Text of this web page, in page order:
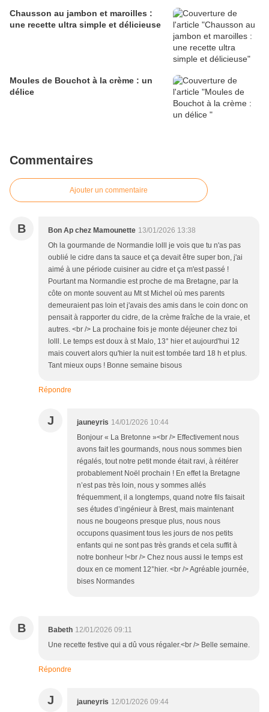
Chausson au jambon et maroilles :
une recette ultra simple et délicieuse
Moules de Bouchot à la crème : un
délice
Commentaires
Ajouter un commentaire
B Bon Ap chez Mamounette 13/01/2026 13:38
Oh la gourmande de Normandie lolll je vois que tu n'as pas
oublié le cidre dans ta sauce et ça devait être super bon, j'ai
aimé à une période cuisiner au cidre et ça m'est passé !
Pourtant ma Normandie est proche de ma Bretagne, par la
côte on monte souvent au Mt st Michel où mes parents
demeuraient pas loin et j'avais des amis dans le coin donc on
pensait à rapporter du cidre, de la crème fraîche de la vraie, et
autres. <br /> La prochaine fois je monte déjeuner chez toi
lolll. Le temps est doux à st Malo, 13° hier et aujourd'hui 12
mais couvert alors qu'hier la nuit est tombée tard 18 h et plus.
Tant mieux oups ! Bonne semaine bisous
Répondre
J jauneyris 14/01/2026 10:44
Bonjour « La Bretonne »<br /> Effectivement nous
avons fait les gourmands, nous nous sommes bien
régalés, tout notre petit monde était ravi, à réitérer
probablement Noël prochain ! En effet la Bretagne
n’est pas très loin, nous y sommes allés
fréquemment, il a longtemps, quand notre fils faisait
ses études d’ingénieur à Brest, mais maintenant
nous ne bougeons presque plus, nous nous
occupons quasiment tous les jours de nos petits
enfants qui ne sont pas très grands et cela suffit à
notre bonheur !<br /> Chez nous aussi le temps est
doux en ce moment 12°hier. <br /> Agréable journée,
bises Normandes
B Babeth 12/01/2026 09:11
Une recette festive qui a dû vous régaler.<br /> Belle semaine.
Répondre
J jauneyris 12/01/2026 09:44